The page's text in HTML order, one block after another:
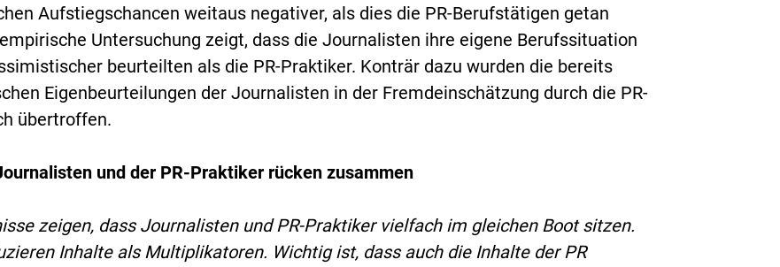
Aufstiegschancen weitaus negativer, als dies die PR-Berufstätigen getan
Untersuchung zeigt, dass die Journalisten ihre eigene Berufssituation
beurteilten als die PR-Praktiker. Konträr dazu wurden die bereits
Eigenbeurteilungen der Journalisten in der Fremdeinschätzung durch die PR-
übertroffen.
und der PR-Praktiker rücken zusammen
zeigen, dass Journalisten und PR-Praktiker vielfach im gleichen Boot sitzen.
Inhalte als Multiplikatoren. Wichtig ist, dass auch die Inhalte der PR